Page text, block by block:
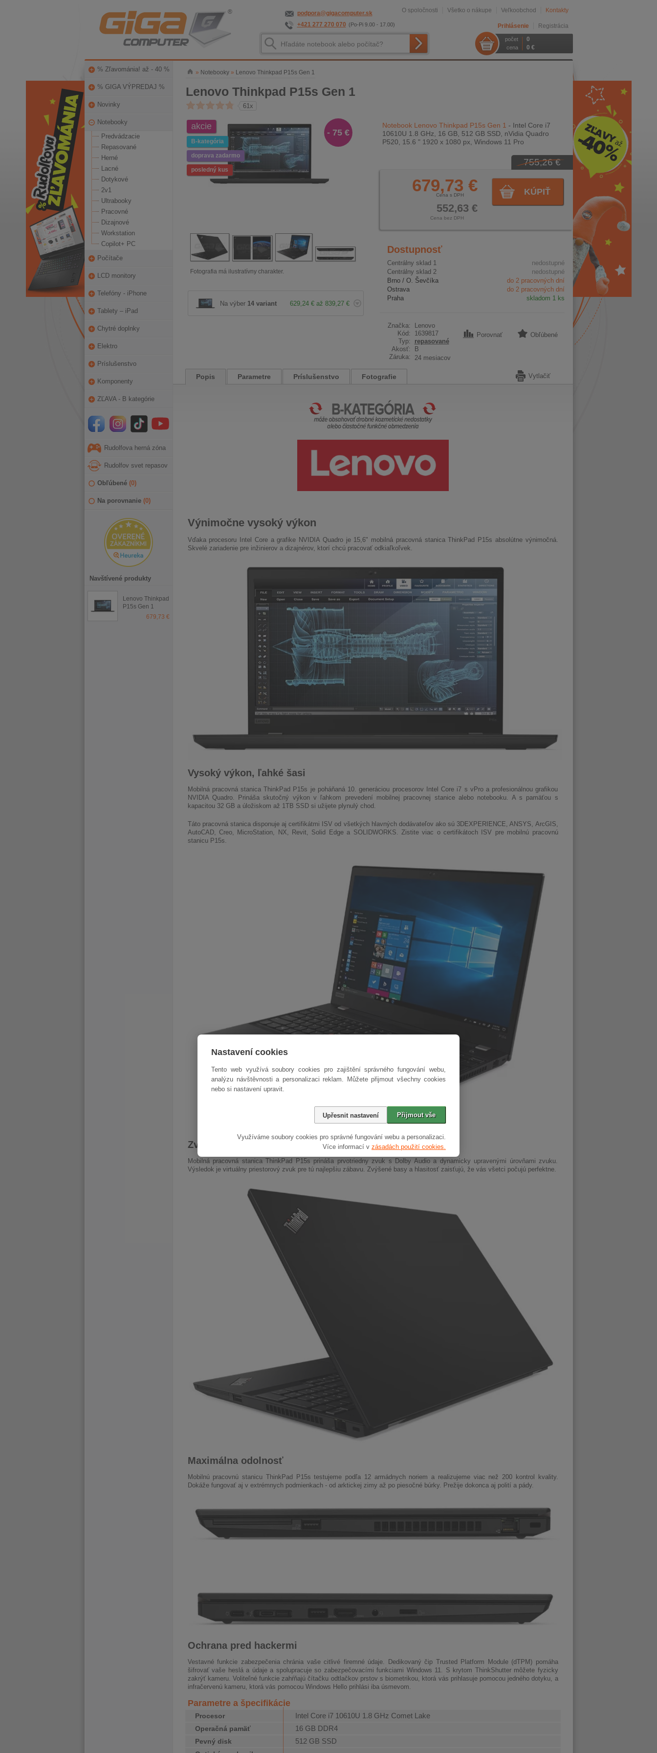
Nastavení cookies
Tento web využívá soubory cookies pro zajištění správného fungování webu,
analýzu návštěvnosti a personalizaci reklam. Můžete přijmout všechny cookies
nebo si nastavení upravit.
Přijmout vše
Upřesnit nastavení
Využíváme soubory cookies pro správné fungování webu a personalizaci.
Více informací v zásadách použití cookies.
podpora@gigacomputer.sk
+421 277 270 070 (Po-Pi 9.00 - 17.00)
O spoločnosti Všetko o nákupe Veľkoobchod Kontakty
Prihlásenie Registrácia
počet 0
cena 0 €
% Zľavománia! až - 40 %
% GIGA VÝPREDAJ %
Novinky
Notebooky
Predvádzacie
Repasované
Herné
Lacné
Dotykové
2v1
Ultrabooky
Pracovné
Dizajnové
Workstation
Copilot+ PC
Počítače
LCD monitory
Telefóny - iPhone
Tablety – iPad
Chytré doplnky
Elektro
Príslušenstvo
Komponenty
ZĽAVA - B kategórie
Rudolfova herná zóna
Rudolfov svet repasov
Obľúbené (0)
Na porovnanie (0)
Navštívené produkty
Lenovo Thinkpad
P15s Gen 1
679,73 €
» Notebooky» Lenovo Thinkpad P15s Gen 1
Lenovo Thinkpad P15s Gen 1
61x
Notebook Lenovo Thinkpad P15s Gen 1 - Intel Core i7
10610U 1.8 GHz, 16 GB, 512 GB SSD, nVidia Quadro
P520, 15.6 " 1920 x 1080 px, Windows 11 Pro
755,26 €
KÚPIŤ
679,73 €
Cena s DPH
552,63 €
Cena bez DPH
Dostupnosť
Centrálny sklad 1
nedostupné
Centrálny sklad 2
nedostupné
Brno / O. Ševčíka
do 2 pracovných dní
Ostrava
do 2 pracovných dní
Praha
skladom 1 ks
Značka:
Lenovo
Kód:
1639817
Typ:
repasované
Akosť:
B
Záruka:
24 mesiacov
Porovnať Obľúbené
akcie
B-kategória
doprava zadarmo
posledný kus
- 75 €
Fotografia má ilustratívny charakter.
Na výber 14 variant 629,24 € až 839,27 €
Popis Parametre Príslušenstvo Fotografie Vytlačiť
Výnimočne vysoký výkon
Vďaka procesoru Intel Core a grafike NVIDIA Quadro je 15,6" mobilná pracovná stanica ThinkPad P15s absolútne výnimočná.
Skvelé zariadenie pre inžinierov a dizajnérov, ktorí chcú pracovať odkiaľkoľvek.
Vysoký výkon, ľahké šasi
Mobilná pracovná stanica ThinkPad P15s je poháňaná 10. generáciou procesorov Intel Core i7 s vPro a profesionálnou grafikou
NVIDIA Quadro. Prináša skutočný výkon v ľahkom prevedení mobilnej pracovnej stanice alebo notebooku. A s pamäťou s
kapacitou 32 GB a úložiskom až 1TB SSD si užijete plynulý chod.
Táto pracovná stanica disponuje aj certifikátmi ISV od všetkých hlavných dodávateľov ako sú 3DEXPERIENCE, ANSYS, ArcGIS,
AutoCAD, Creo, MicroStation, NX, Revit, Solid Edge a SOLIDWORKS. Zistite viac o certifikátoch ISV pre mobilnú pracovnú
stanicu P15s.
Zvuk, ktorý vás vtiahne do deja
Mobilná pracovná stanica ThinkPad P15s prináša prvotriedny zvuk s Dolby Audio a dynamicky upravenými úrovňami zvuku.
Výsledok je virtuálny priestorový zvuk pre tú najlepšiu zábavu. Zvýšené basy a hlasitosť zaisťujú, že vás všetci počujú perfektne.
Maximálna odolnosť
Mobilnú pracovnú stanicu ThinkPad P15s testujeme podľa 12 armádnych noriem a realizujeme viac než 200 kontrol kvality.
Dokáže fungovať aj v extrémnych podmienkach - od arktickej zimy až po piesočné búrky. Prežije dokonca aj polití a pády.
Ochrana pred hackermi
Vestavné funkcie zabezpečenia chránia vaše citlivé firemné údaje. Dedikovaný čip Trusted Platform Module (dTPM) pomáha
šifrovať vaše heslá a údaje a spolupracuje so zabezpečovacími funkciami Windows 11. S krytom ThinkShutter môžete fyzicky
zakrýť kameru. Voliteľné funkcie zahŕňajú čítačku odtlačkov prstov s biometrikou, ktorá vás prihlasuje pomocou jedného dotyku, a
infračervenú kameru, ktorá vás pomocou Windows Hello prihlási iba úsmevom.
Parametre a špecifikácie
Procesor Intel Core i7 10610U 1.8 GHz Comet Lake
Operačná pamäť 16 GB DDR4
Pevný disk 512 GB SSD